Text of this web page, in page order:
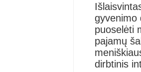
gyvenimo
puoselėti
pajamų
dirbtinis